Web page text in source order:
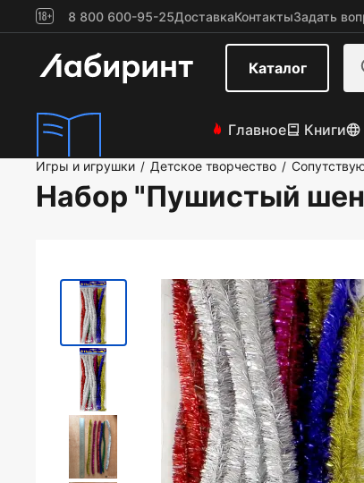
8 800 600-95-25ДоставкаКонтактыЗадать
Каталог
Главное Книги
Игры и игрушки / Детское творчество /
Набор "Пушистый